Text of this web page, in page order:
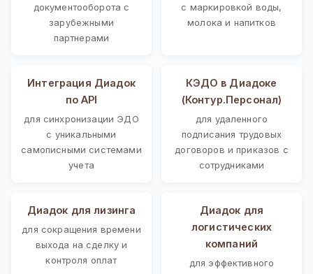
документооборота с
зарубежными
партнерами
с маркировкой воды,
молока и напитков
Интеграция Диадок
по API
для синхронизации ЭДО
с уникальными
самописными системами
учета
КЭДО в Диадоке
(Контур.Персонал)
для удаленного
подписания трудовых
договоров и приказов с
сотрудниками
Диадок для лизинга
для сокращения времени
выхода на сделку и
контроля оплат
Диадок для
логистических
компаний
для эффективного